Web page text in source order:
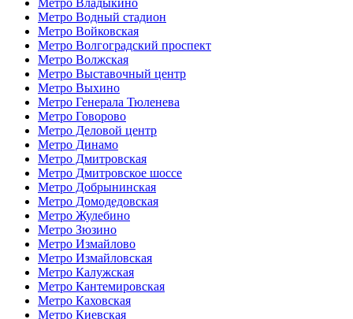
Метро Владыкино
Метро Водный стадион
Метро Войковская
Метро Волгоградский проспект
Метро Волжская
Метро Выставочный центр
Метро Выхино
Метро Генерала Тюленева
Метро Говорово
Метро Деловой центр
Метро Динамо
Метро Дмитровская
Метро Дмитровское шоссе
Метро Добрынинская
Метро Домодедовская
Метро Жулебино
Метро Зюзино
Метро Измайлово
Метро Измайловская
Метро Калужская
Метро Кантемировская
Метро Каховская
Метро Киевская